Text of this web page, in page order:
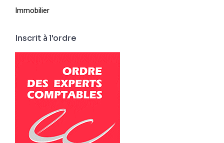
Immobilier
Inscrit à l'ordre